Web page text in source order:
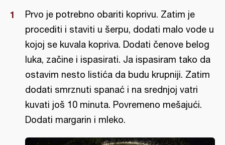
Prvo je potrebno obariti koprivu. Zatim je
procediti i staviti u šerpu, dodati malo vode u
kojoj se kuvala kopriva. Dodati čenove belog
luka, začine i ispasirati. Ja ispasiram tako da
ostavim nesto listića da budu krupniji. Zatim
dodati smrznuti spanać i na srednjoj vatri
kuvati još 10 minuta. Povremeno mešajući.
Dodati margarin i mleko.